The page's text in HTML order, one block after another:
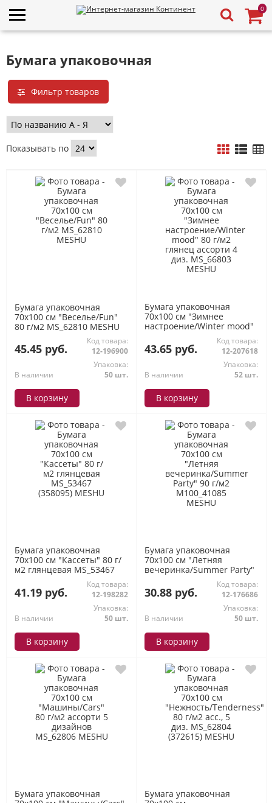
0
Бумага упаковочная
Фильтр товаров
Показывать по
Бумага упаковочная
70х100 см "Веселье/Fun"
80 г/м2 MS_62810 MESHU
45.45 руб.
Код товара:
12-196900
В наличии
Упаковка:
50 шт.
В корзину
Бумага упаковочная
70х100 см "Зимнее
настроение/Winter mood"
80 г/м2 глянец ассорти 4
диз. MS_66803 MESHU
43.65 руб.
Код товара:
12-207618
В наличии
Упаковка:
52 шт.
В корзину
Бумага упаковочная
70х100 см "Кассеты" 80 г/
м2 глянцевая MS_53467
41.19 руб.
Код товара:
12-198282
В наличии
Упаковка:
50 шт.
В корзину
Бумага упаковочная
70х100 см "Летняя
вечеринка/Summer Party"
90 г/м2 М100_41085
MESHU
30.88 руб.
Код товара:
12-176686
В наличии
Упаковка:
50 шт.
В корзину
Бумага упаковочная
Бумага упаковочная